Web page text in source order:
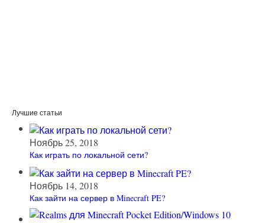
Лучшие статьи
Ноябрь 25, 2018
Как играть по локальной сети?
Ноябрь 14, 2018
Как зайти на сервер в Minecraft PE?